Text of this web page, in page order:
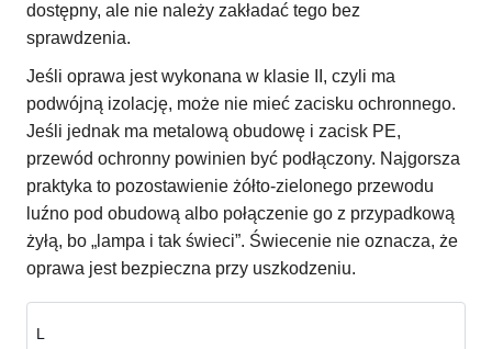
dostępny, ale nie należy zakładać tego bez
sprawdzenia.
Jeśli oprawa jest wykonana w klasie II, czyli ma
podwójną izolację, może nie mieć zacisku ochronnego.
Jeśli jednak ma metalową obudowę i zacisk PE,
przewód ochronny powinien być podłączony. Najgorsza
praktyka to pozostawienie żółto-zielonego przewodu
luźno pod obudową albo połączenie go z przypadkową
żyłą, bo „lampa i tak świeci”. Świecenie nie oznacza, że
oprawa jest bezpieczna przy uszkodzeniu.
L